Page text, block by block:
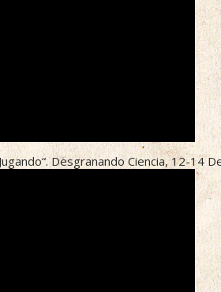
Desgranando Ciencia, 12-14